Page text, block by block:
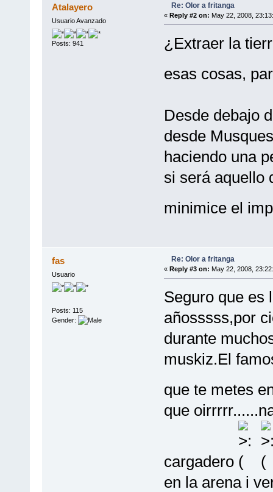
Atalayero
Usuario Avanzado
Posts: 941
Re: Olor a fritanga
« Reply #2 on: May 22, 2008,
¿Extraer la
esas cosas,
Desde debajo
desde
haciendo una
si será aquello
minimice el
fas
Usuario
Posts: 115
Gender:
Re: Olor a fritanga
« Reply #3 on: May 22, 2008,
Seguro que es
añosssss,por
durante
muskiz.El
que te metes
que
cargadero
en la arena i